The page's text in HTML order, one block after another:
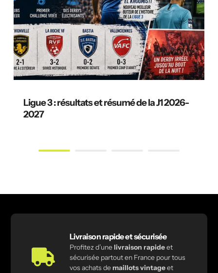
Ligue 3 : résultats et résumé de la J1 2026-
2027
Livraison rapide et sécurisée
Profitez d’unelivraison rapideet
sécurisée partout en France pour tous
vos achats demaillots vintageet